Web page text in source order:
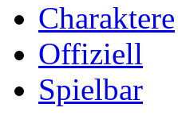
Charaktere
Offiziell
Spielbar